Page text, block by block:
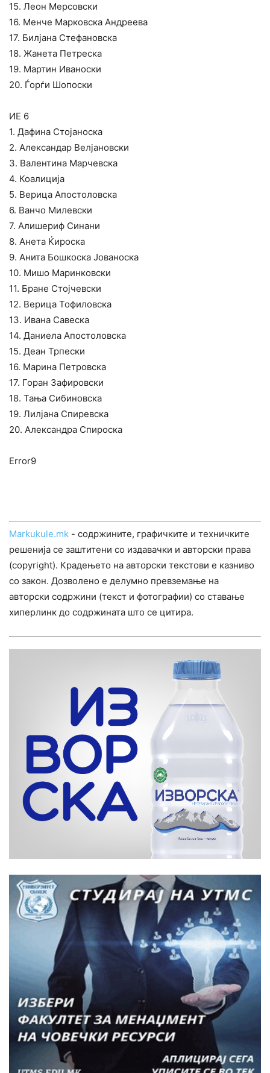
15. Леон Мерсовски
16. Менче Марковска Андреева
17. Билјана Стефановска
18. Жанета Петреска
19. Мартин Иваноски
20. Ѓорѓи Шопоски
ИЕ 6
1. Дафина Стојаноска
2. Александар Велјановски
3. Валентина Марчевска
4. Коалиција
5. Верица Апостоловска
6. Ванчо Милевски
7. Алишериф Синани
8. Анета Ќироска
9. Анита Бошкоска Јованоска
10. Мишо Маринковски
11. Бране Стојчевски
12. Верица Тофиловска
13. Ивана Савеска
14. Даниела Апостоловска
15. Деан Трпески
16. Марина Петровска
17. Горан Зафировски
18. Тања Сибиновска
19. Лилјана Спиревска
20. Александра Спироска
Error9
Markukule.mk - содржините, графичките и техничките
решенија се заштитени со издавачки и авторски права
(copyright). Крадењето на авторски текстови е казниво
со закон. Дозволено е делумно превземање на
авторски содржини (текст и фотографии) со ставање
хиперлинк до содржината што се цитира.